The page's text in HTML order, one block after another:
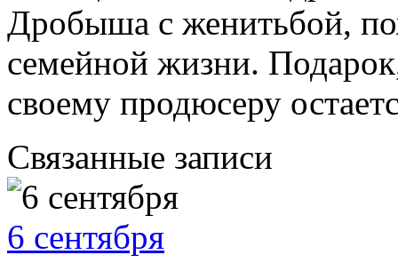
Дробыша с женитьбой,
семейной жизни.
своему продюсеру
Связанные записи
6 сентября